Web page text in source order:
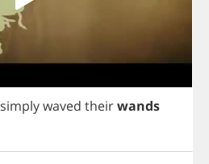
simplywaved theirwands